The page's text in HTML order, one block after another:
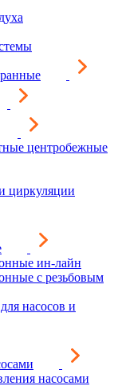
центробежные
циркуляции
ин-лайн
с резьбовым
насосов и
насосами